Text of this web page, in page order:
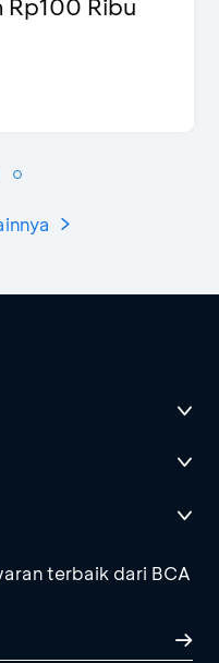
Ribu
terbaik dari BCA